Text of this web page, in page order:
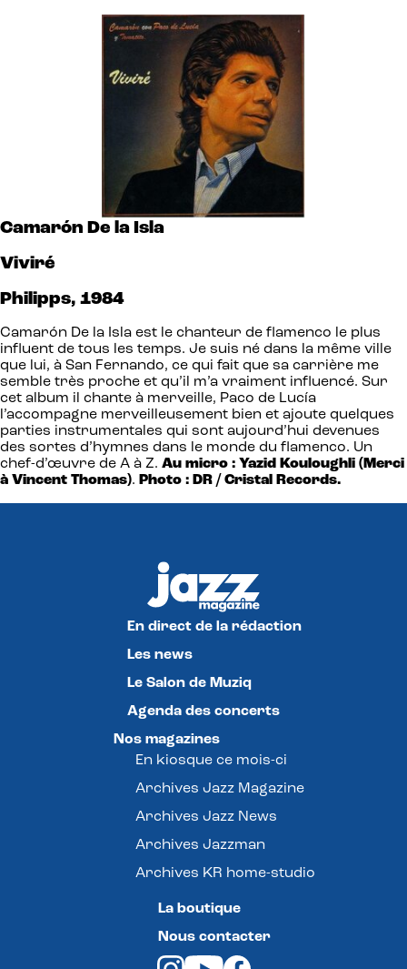
Camarón De la Isla
Viviré
Philipps, 1984
Camarón De la Isla est le chanteur de flamenco le plus
influent de tous les temps. Je suis né dans la même ville
que lui, à San Fernando, ce qui fait que sa carrière me
semble très proche et qu’il m’a vraiment influencé. Sur
cet album il chante à merveille, Paco de Lucía
l’accompagne merveilleusement bien et ajoute quelques
parties instrumentales qui sont aujourd’hui devenues
des sortes d’hymnes dans le monde du flamenco. Un
chef-d’œuvre de A à Z. Au micro : Yazid Kouloughli (Merci
à Vincent Thomas). Photo : DR / Cristal Records.
En direct de la rédaction
Les news
Le Salon de Muziq
Agenda des concerts
Nos magazines
En kiosque ce mois-ci
Archives Jazz Magazine
Archives Jazz News
Archives Jazzman
Archives KR home-studio
La boutique
Nous contacter